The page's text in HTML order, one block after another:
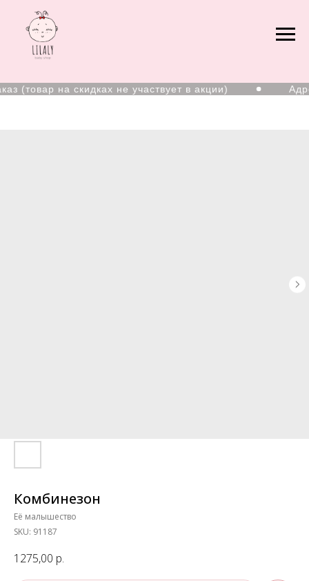
(товар на скидках не участвует в акции)
Комбинезон
Её малышество
SKU: 91187
1275,00 р.